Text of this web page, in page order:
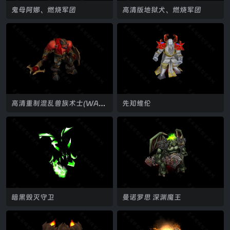
鬼母阿娜、燃烧军团 高清版地狱犬、燃烧军团
高清重制混乱兽族术士(WAR3
先知维伦
暗黑毁灭守卫 曼诺罗思 深渊魔王